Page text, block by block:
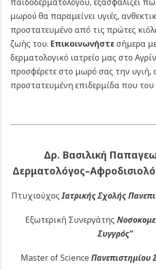
μωρού θα παραμείνει υγιές,
προστατευμένο από τις πρώτες
ζωής του. Επικοινωνήστεσήμερα
δερματολογικό ιατρείο μας στο
προσφέρετε στο μωρό σας την υγιή,
προστατευμένη επιδερμίδα που του
Δρ. Βασιλική
ΠτυχιούχοςΙατρικής Σχολής
Εξωτερική Συνεργάτης
Συγγρός”
Master of Science Πανεπιστημίου